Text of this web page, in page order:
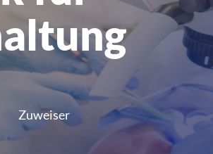
Zuweiser